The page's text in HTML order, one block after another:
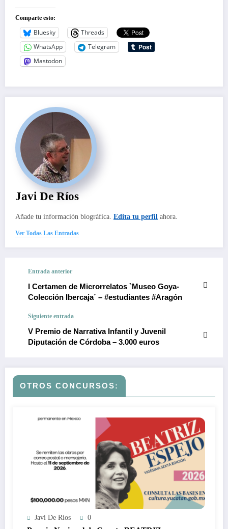
Comparte esto:
Bluesky
Threads
WhatsApp
Telegram
Mastodon
Javi De Ríos
Añade tu información biográfica. Edita tu perfil ahora.
Ver Todas Las Entradas
Entrada anterior
I Certamen de Microrrelatos `Museo Goya-
Colección Ibercaja´ – #estudiantes #Aragón
Siguiente entrada
V Premio de Narrativa Infantil y Juvenil
Diputación de Córdoba – 3.000 euros
OTROS CONCURSOS:
Javi De Ríos 0